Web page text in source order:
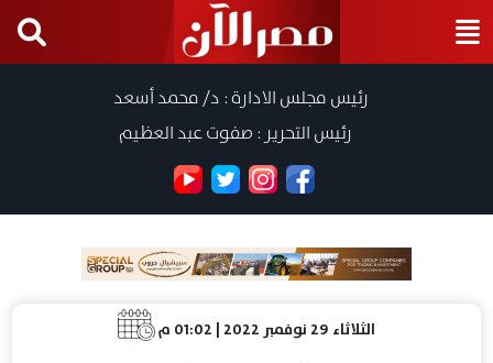
رئيس مجلس الادارة : د/ محمد أسعد
رئيس التحرير : صفوت عبد العظيم
الثلاثاء 29 نوفمبر 2022 | 01:02 م